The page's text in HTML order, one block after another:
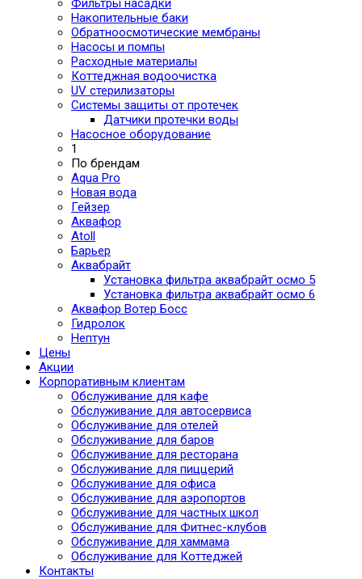
Фильтры насадки
Накопительные баки
Обратноосмотические мембраны
Насосы и помпы
Расходные материалы
Коттеджная водоочистка
UV стерилизаторы
Системы защиты от протечек
Датчики протечки воды
Насосное оборудование
1
По брендам
Aqua Pro
Новая вода
Гейзер
Аквафор
Atoll
Барьер
Аквабрайт
Установка фильтра аквабрайт осмо 5
Установка фильтра аквабрайт осмо 6
Аквафор Вотер Босс
Гидролок
Нептун
Цены
Акции
Корпоративным клиентам
Обслуживание для кафе
Обслуживание для автосервиса
Обслуживание для отелей
Обслуживание для баров
Обслуживание для ресторана
Обслуживание для пиццерий
Обслуживание для офиса
Обслуживание для аэропортов
Обслуживание для частных школ
Обслуживание для Фитнес-клубов
Обслуживание для хаммама
Обслуживание для Коттеджей
Контакты